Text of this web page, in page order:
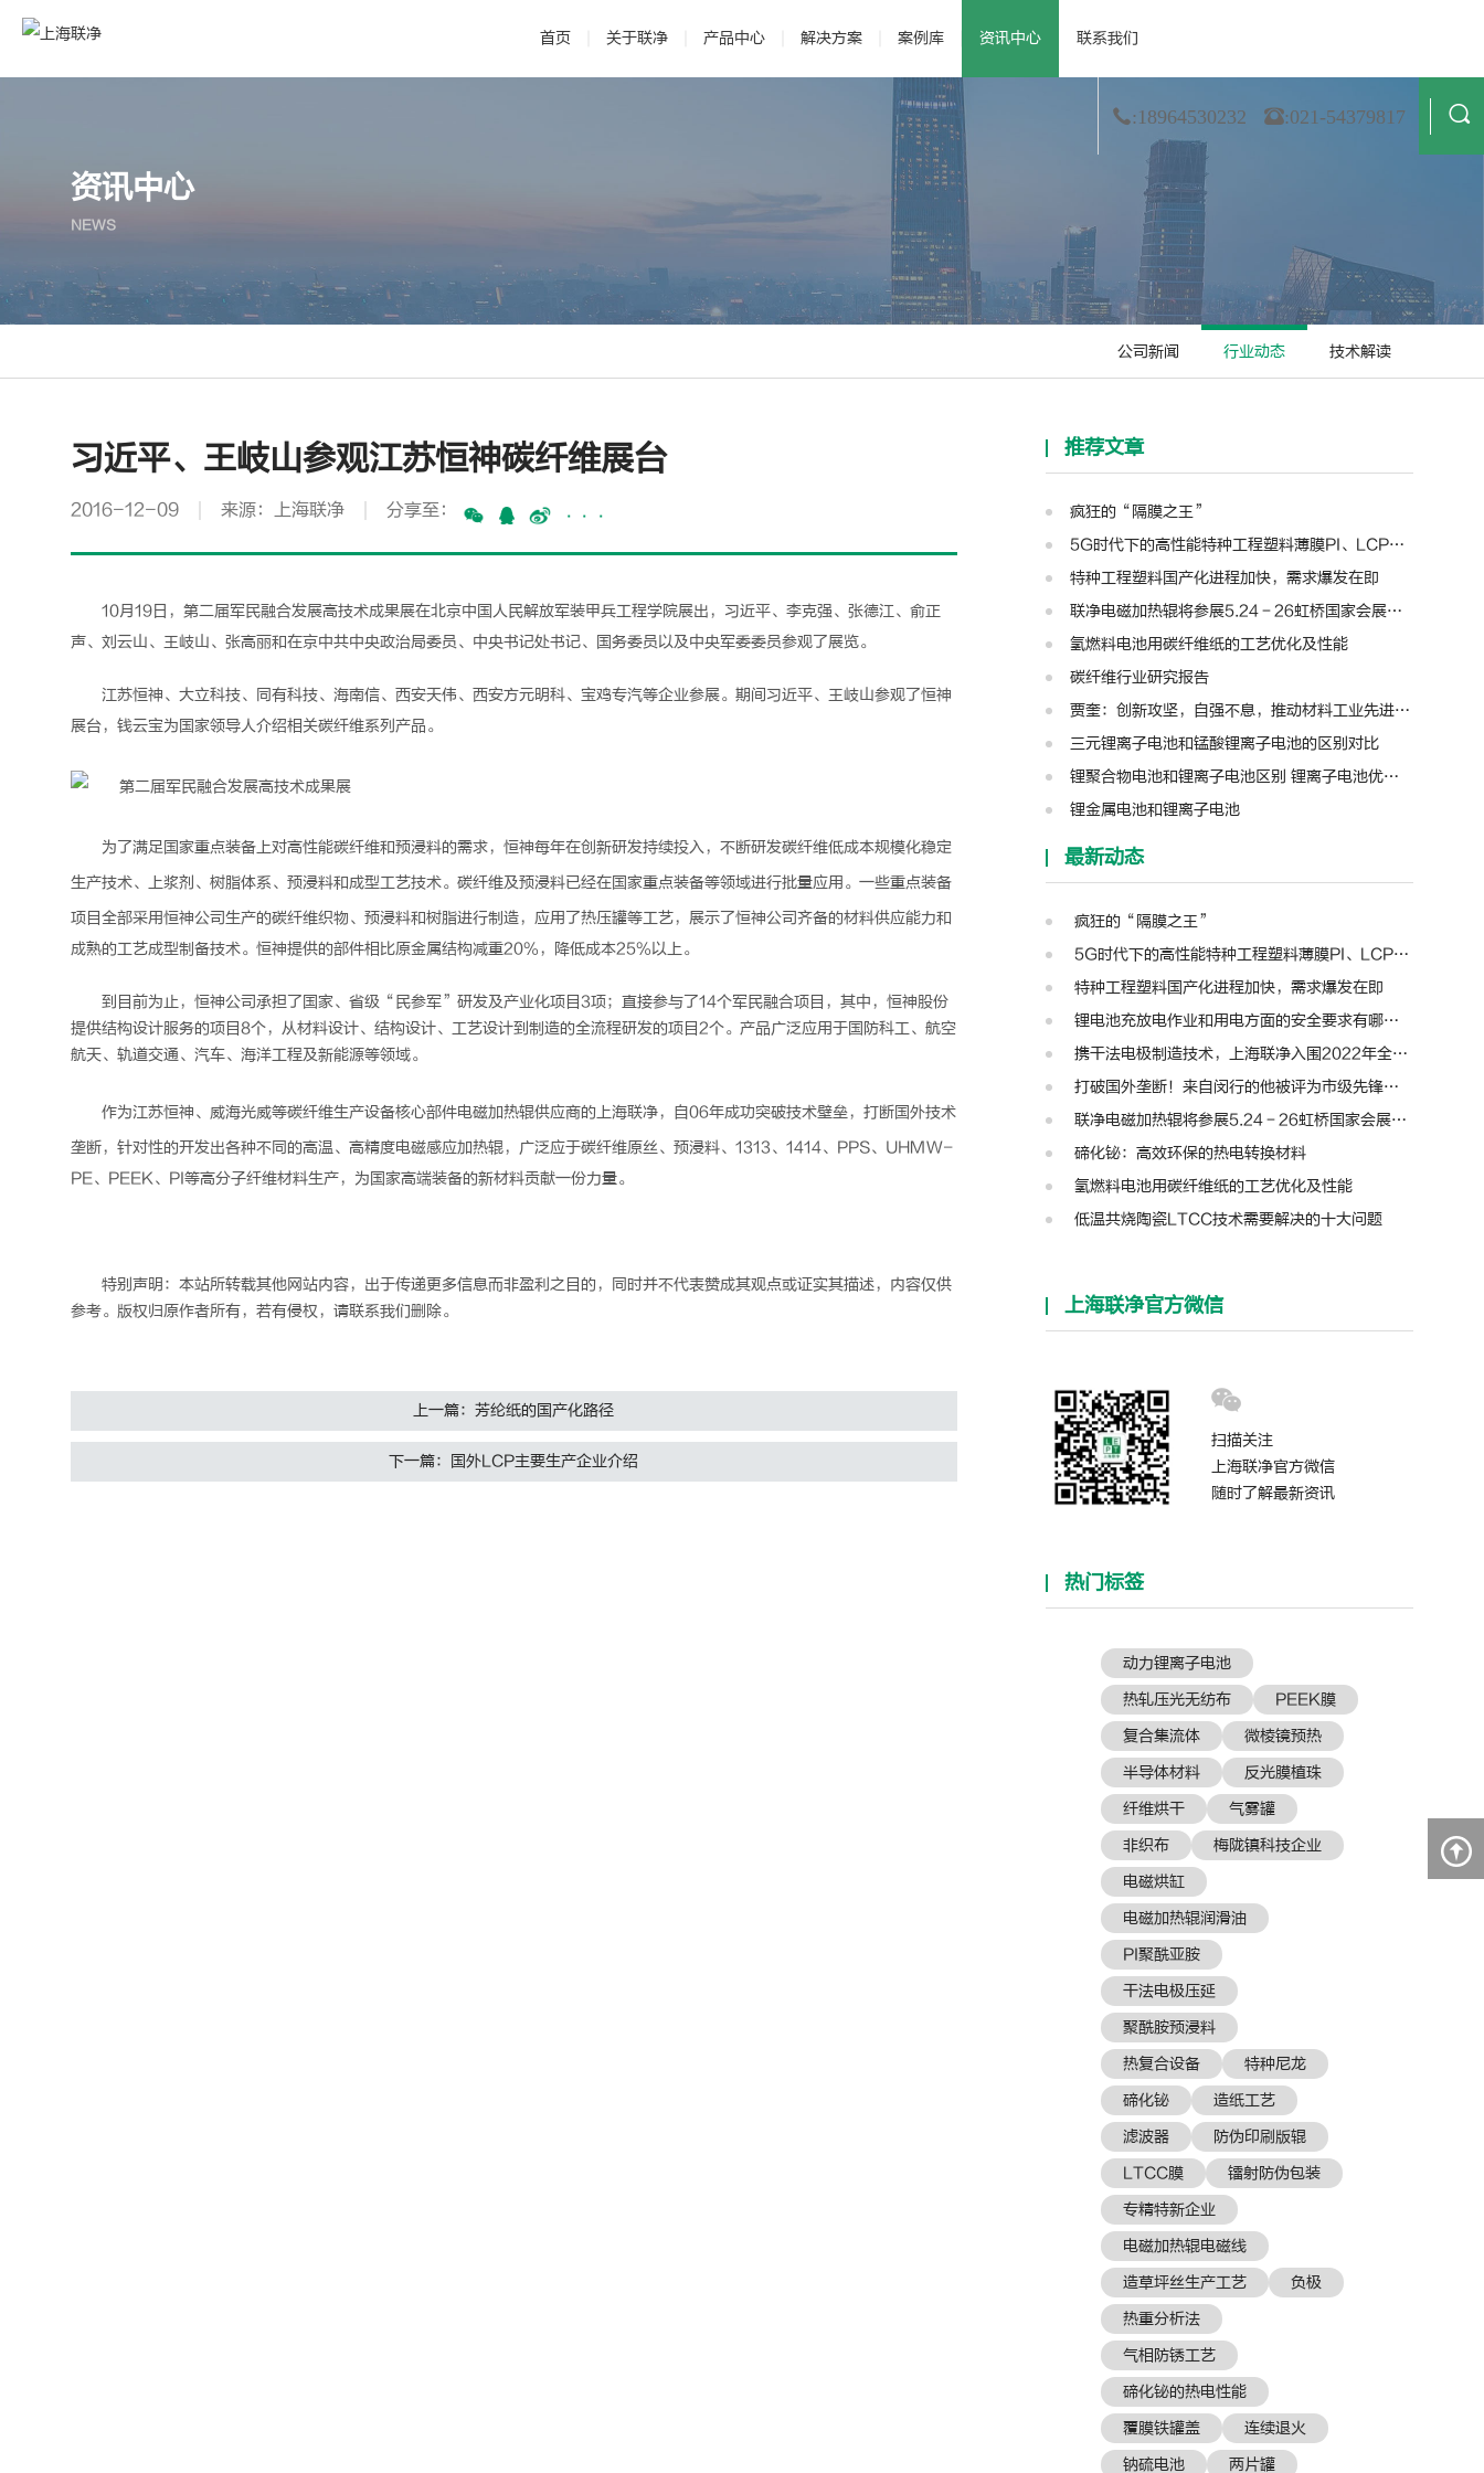
首页 关于联净
· 研发与专利 · 合作伙伴
产品中心 解决方案
· 新材料 · 非织造 · 造纸 · 金属箔 · 纺织业
案例库 资讯中心
· 行业动态 · 技术解读
联系我们
:18964530232 :021-54379817
资讯中心
NEWS
公司新闻 行业动态 技术解读
习近平、王岐山参观江苏恒神碳纤维展台
2016-12-09 来源：上海联净 分享至： ···
10月19日，第二届军民融合发展高技术成果展在北京中国人民解放军装甲兵工程学院展出，习近平、李克强、张德江、俞正
声、刘云山、王岐山、张高丽和在京中共中央政治局委员、中央书记处书记、国务委员以及中央军委委员参观了展览。
江苏恒神、大立科技、同有科技、海南信、西安天伟、西安方元明科、宝鸡专汽等企业参展。期间习近平、王岐山参观了恒神
展台，钱云宝为国家领导人介绍相关碳纤维系列产品。
为了满足国家重点装备上对高性能碳纤维和预浸料的需求，恒神每年在创新研发持续投入，不断研发碳纤维低成本规模化稳定
生产技术、上浆剂、树脂体系、 预浸料和成型工艺技术。 碳纤维及预浸料已经在国家重点装备等领域进行批量应用。一些重点装备
项目全部采用恒神公司生产的碳纤维织物、 预浸料和树脂进行制造，应用了热压罐等工艺，展示了恒神公司齐备的材料供应能力和
成熟的工艺成型制备技术。恒神提供的部件相比原金属结构减重20%，降低成本25%以上。
到目前为止，恒神公司承担了国家、省级“民参军”研发及产业化项目3项；直接参与了14个军民融合项目，其中，恒神股份
提供结构设计服务的项目8个，从材料设计、结构设计、工艺设计到制造的全流程研发的项目2个。产品广泛应用于国防科工、航空
航天、轨道交通、汽车、海洋工程及新能源等领域。
作为江苏恒神、威海光威等碳纤维生产设备核心部件电磁加热辊供应商的上海联净，自06年成功突破技术壁垒，打断国外技术
垄断，针对性的开发出各种不同的高温、高精度电磁感应加热辊，广泛应于碳纤维原丝、 预浸料、1313、1414、PPS、UHMW-
PE、PEEK、PI等高分子纤维材料生产，为国家高端装备的新材料贡献一份力量。
特别声明：本站所转载其他网站内容，出于传递更多信息而非盈利之目的，同时并不代表赞成其观点或证实其描述，内容仅供
参考。版权归原作者所有，若有侵权，请联系我们删除。
上一篇：芳纶纸的国产化路径
下一篇：国外LCP主要生产企业介绍
推荐文章
疯狂的“隔膜之王”
5G时代下的高性能特种工程塑料薄膜PI、LCP、PTFE、PPS、PEEK、PEN
特种工程塑料国产化进程加快，需求爆发在即
联净电磁加热辊将参展5.24－26虹桥国家会展中心第十三届模切展
氢燃料电池用碳纤维纸的工艺优化及性能
碳纤维行业研究报告
贾奎：创新攻坚，自强不息，推动材料工业先进装备迈向新高度 | 高转先锋人物
三元锂离子电池和锰酸锂离子电池的区别对比
锂聚合物电池和锂离子电池区别 锂离子电池优缺点和充电注意
锂金属电池和锂离子电池
最新动态
疯狂的“隔膜之王”
5G时代下的高性能特种工程塑料薄膜PI、LCP、PTFE、PPS、PEEK、PEN
特种工程塑料国产化进程加快，需求爆发在即
锂电池充放电作业和用电方面的安全要求有哪些？
携干法电极制造技术，上海联净入围2022年全国颠覆性技术创新大赛
打破国外垄断！来自闵行的他被评为市级先锋人物
联净电磁加热辊将参展5.24－26虹桥国家会展中心第十三届模切展
碲化铋：高效环保的热电转换材料
氢燃料电池用碳纤维纸的工艺优化及性能
低温共烧陶瓷LTCC技术需要解决的十大问题
上海联净官方微信
扫描关注
上海联净官方微信
随时了解最新资讯
热门标签
动力锂离子电池
热轧压光无纺布
PEEK膜
复合集流体
微棱镜预热
半导体材料
反光膜植珠
纤维烘干
气雾罐
非织布
梅陇镇科技企业
电磁烘缸
电磁加热辊润滑油
PI聚酰亚胺
干法电极压延
聚酰胺预浸料
热复合设备
特种尼龙
碲化铋
造纸工艺
滤波器
防伪印刷版辊
LTCC膜
镭射防伪包装
专精特新企业
电磁加热辊电磁线
造草坪丝生产工艺
负极
热重分析法
气相防锈工艺
碲化铋的热电性能
覆膜铁罐盖
连续退火
钠硫电池
两片罐